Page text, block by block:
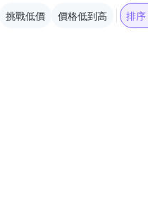
挑戰低價 價格低到高 排序